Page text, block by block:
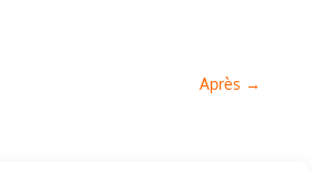
Après →